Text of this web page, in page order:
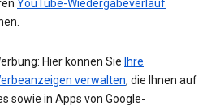
YouTube-Wiedergabeverlauf
Hier können Sie Ihre
verwalten, die Ihnen auf
sowie in Apps von Google-